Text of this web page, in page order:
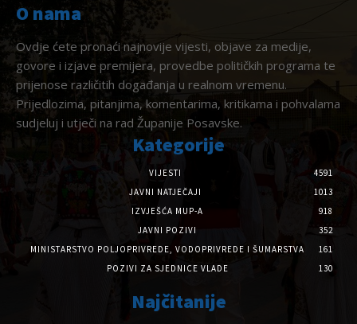
O nama
Ovdje ćete pronaći najnovije vijesti, objave za medije,
govore i izjave premijera, provedbe političkih programa te
prijenose različitih događanja u realnom vremenu.
Prijedlozima, pitanjima, komentarima, kritikama i pohvalama
sudjeluj i utječi na rad Županije Posavske.
Kategorije
VIJESTI
4591
JAVNI NATJEČAJI
1013
IZVJEŠĆA MUP-A
918
JAVNI POZIVI
352
MINISTARSTVO POLJOPRIVREDE, VODOPRIVREDE I ŠUMARSTVA
161
POZIVI ZA SJEDNICE VLADE
130
Najčitanije